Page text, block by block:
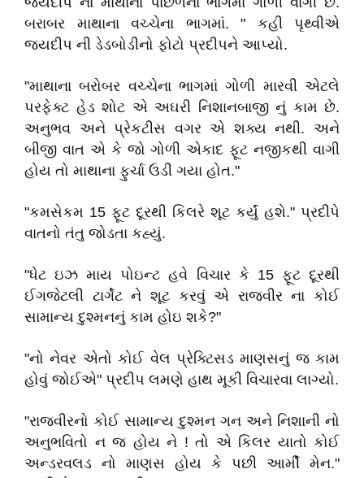
બરાબર માથાના વચ્ચેના ભાગમાં. " કહી પૃથ્વીએ
જયદીપ ની ડેડબોડીનો ફોટો પ્રદીપને આપ્યો.
"માથાના બરોબર વચ્ચેના ભાગમાં ગોળી મારવી એટલે
પરફેક્ટ હેડ શોટ એ અઘરી નિશાનબાજી નું કામ છે.
અનુભવ અને પ્રેકટીસ વગર એ શક્ય નથી. અને
બીજી વાત એ કે જો ગોળી એકાદ ફૂટ નજીકથી વાગી
હોય તો માથાના ફુર્ચા ઉડી ગયા હોત."
"કમસેકમ 15 ફૂટ દૂરથી કિલરે શૂટ કર્યું હશે." પ્રદીપે
વાતનો તંતુ જોડતા કહ્યું.
"ધેટ ઇઝ માય પોઇન્ટ હવે વિચાર કે 15 ફૂટ દૂરથી
ઈગજેટલી ટાર્ગેટ ને શૂટ કરવું એ રાજવીર ના કોઈ
સામાન્ય દુશ્મનનું કામ હોઇ શકે?"
"નો નેવર એતો કોઈ વેલ પ્રેક્ટિસડ માણસનું જ કામ
હોવું જોઈએ" પ્રદીપ લમણે હાથ મૂકી વિચારવા લાગ્યો.
"રાજવીરનો કોઈ સામાન્ય દુશ્મન ગન અને નિશાની નો
અનુભવિતો ન જ હોય ને ! તો એ કિલર યાતો કોઈ
અન્ડરવલડ નો માણસ હોય કે પછી આર્મી મેન."